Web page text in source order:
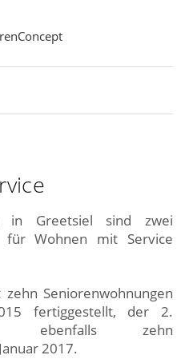
Suchen
Greetsiel sind zwei
für Wohnen mit Service
Seniorenwohnungen
fertiggestellt, der 2.
ebenfalls zehn
2017.